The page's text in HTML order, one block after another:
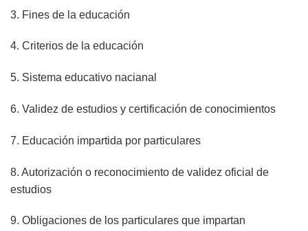
3. Fines de la educación
4. Criterios de la educación
5. Sistema educativo nacianal
6. Validez de estudios y certificación de conocimientos
7. Educación impartida por particulares
8. Autorización o reconocimiento de validez oficial de
estudios
9. Obligaciones de los particulares que impartan